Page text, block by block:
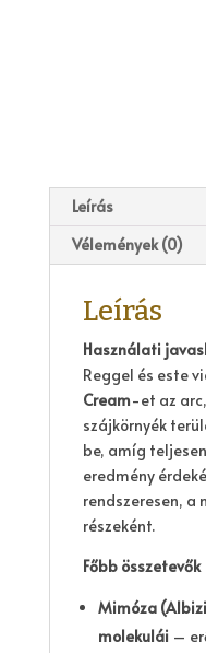
Leírás
Vélemények (0)
Leírás
Használati
Reggel és este
Cream-et az
szájkörnyék
be, amíg
eredmény
rendszeresen, a
részeként.
Főbb összetevők
Mimóza
molekulái –